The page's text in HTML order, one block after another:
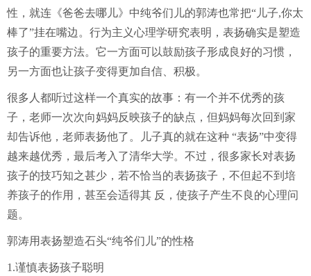
性，就连《爸爸去哪儿》中纯爷们儿的郭涛也常把“儿子,你太
棒了”挂在嘴边。行为主义心理学研究表明，表扬确实是塑造
孩子的重要方法。它一方面可以鼓励孩子形成良好的习惯，
另一方面也让孩子变得更加自信、积极。
很多人都听过这样一个真实的故事：有一个并不优秀的孩
子，老师一次次向妈妈反映孩子的缺点，但妈妈每次回到家
却告诉他，老师表扬他了。儿子真的就在这种 “表扬”中变得
越来越优秀，最后考入了清华大学。不过，很多家长对表扬
孩子的技巧知之甚少，若不恰当的表扬孩子，不但起不到培
养孩子的作用，甚至会适得其 反，使孩子产生不良的心理问
题。
郭涛用表扬塑造石头“纯爷们儿”的性格
1.谨慎表扬孩子聪明